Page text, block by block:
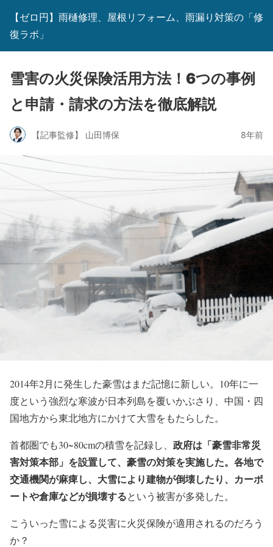
【ゼロ円】雨樋修理、屋根リフォーム、雨漏り対策の「修
復ラボ」
雪害の火災保険活用方法！6つの事例
と申請・請求の方法を徹底解説
【記事監修】 山田博保 8年前
2014年2月に発生した豪雪はまだ記憶に新しい。10年に一
度という強烈な寒波が日本列島を覆いかぶさり、中国・四
国地方から東北地方にかけて大雪をもたらした。
首都圏でも30~80cmの積雪を記録し、 政府は「豪雪非常災
害対策本部」を設置して、豪雪の対策を実施した。各地で
交通機関が麻痺し、大雪により建物が倒壊したり、カーポ
ートや倉庫などが損壊するという被害が多発した。
こういった雪による災害に火災保険が適用されるのだろう
か？